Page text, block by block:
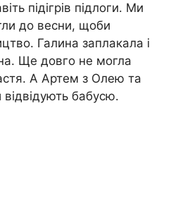
підігрів підлоги. Ми
до весни, щоби
Галина заплакала і
Ще довго не могла
А Артем з Олею та
бабусю.